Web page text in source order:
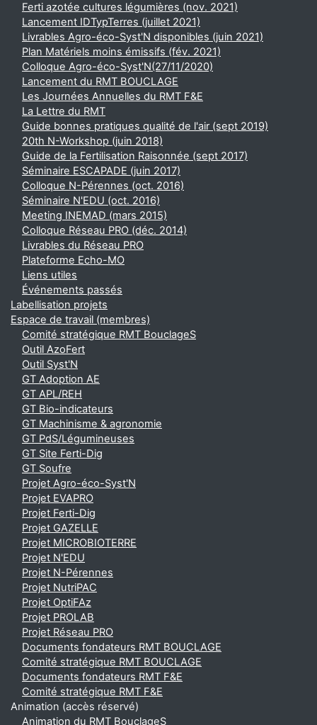
Ferti azotée cultures légumières (nov. 2021)
Lancement IDTypTerres (juillet 2021)
Livrables Agro-éco-Syst'N disponibles (juin 2021)
Plan Matériels moins émissifs (fév. 2021)
Colloque Agro-éco-Syst'N(27/11/2020)
Lancement du RMT BOUCLAGE
Les Journées Annuelles du RMT F&E
La Lettre du RMT
Guide bonnes pratiques qualité de l'air (sept 2019)
20th N-Workshop (juin 2018)
Guide de la Fertilisation Raisonnée (sept 2017)
Séminaire ESCAPADE (juin 2017)
Colloque N-Pérennes (oct. 2016)
Séminaire N'EDU (oct. 2016)
Meeting INEMAD (mars 2015)
Colloque Réseau PRO (déc. 2014)
Livrables du Réseau PRO
Plateforme Echo-MO
Liens utiles
Événements passés
Labellisation projets
Espace de travail (membres)
Comité stratégique RMT BouclageS
Outil AzoFert
Outil Syst'N
GT Adoption AE
GT APL/REH
GT Bio-indicateurs
GT Machinisme & agronomie
GT PdS/Légumineuses
GT Site Ferti-Dig
GT Soufre
Projet Agro-éco-Syst'N
Projet EVAPRO
Projet Ferti-Dig
Projet GAZELLE
Projet MICROBIOTERRE
Projet N'EDU
Projet N-Pérennes
Projet NutriPAC
Projet OptiFAz
Projet PROLAB
Projet Réseau PRO
Documents fondateurs RMT BOUCLAGE
Comité stratégique RMT BOUCLAGE
Documents fondateurs RMT F&E
Comité stratégique RMT F&E
Animation (accès réservé)
Animation du RMT BouclageS